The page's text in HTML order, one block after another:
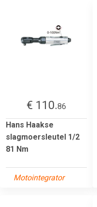
€ 110.86
Hans Haakse
slagmoersleutel 1/2
81 Nm
Motointegrator